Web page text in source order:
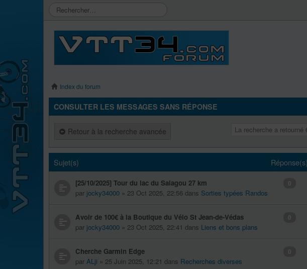
Index du forum
CONSULTER LES MESSAGES SANS RÉPONSE
Retour à la recherche avancée La recherche a retourné
Sujet(s) Réponse(s)
[25/10/2025] Tour du lac du Salagou 27 km
par jocky34000 » 23 Oct 2025, 22:56 dans Sorties typées Randos
0
Avoir de 100€ à la Boutique du Vélo St Jean-de-Védas
par jocky34000 » 23 Oct 2025, 22:41 dans Liens et bons plans
0
Cherche Garmin Edge
par ALji » 25 Juin 2025, 12:21 dans Recherches diverses
0